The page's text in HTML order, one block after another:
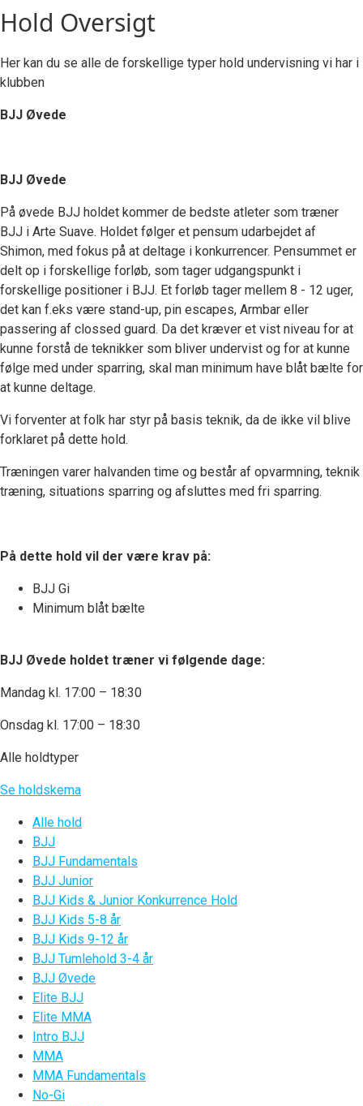
Hold Oversigt
Her kan du se alle de forskellige typer hold undervisning vi har i
klubben
BJJ Øvede
BJJ Øvede
På øvede BJJ holdet kommer de bedste atleter som træner
BJJ i Arte Suave. Holdet følger et pensum udarbejdet af
Shimon, med fokus på at deltage i konkurrencer. Pensummet er
delt op i forskellige forløb, som tager udgangspunkt i
forskellige positioner i BJJ. Et forløb tager mellem 8 - 12 uger,
det kan f.eks være stand-up, pin escapes, Armbar eller
passering af clossed guard. Da det kræver et vist niveau for at
kunne forstå de teknikker som bliver undervist og for at kunne
følge med under sparring, skal man minimum have blåt bælte for
at kunne deltage.
Vi forventer at folk har styr på basis teknik, da de ikke vil blive
forklaret på dette hold.
Træningen varer halvanden time og består af opvarmning, teknik
træning, situations sparring og afsluttes med fri sparring.
På dette hold vil der være krav på:
BJJ Gi
Minimum blåt bælte
BJJ Øvede holdet træner vi følgende dage:
Mandag kl. 17:00 – 18:30
Onsdag kl. 17:00 – 18:30
Alle holdtyper
Se holdskema
Alle hold
BJJ
BJJ Fundamentals
BJJ Junior
BJJ Kids & Junior Konkurrence Hold
BJJ Kids 5-8 år
BJJ Kids 9-12 år
BJJ Tumlehold 3-4 år
BJJ Øvede
Elite BJJ
Elite MMA
Intro BJJ
MMA
MMA Fundamentals
No-Gi